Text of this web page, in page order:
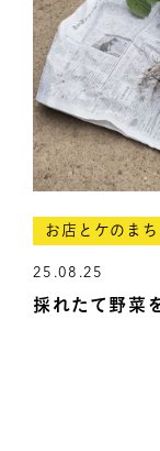
お店とケのまち
25.08.25
採れたて野菜